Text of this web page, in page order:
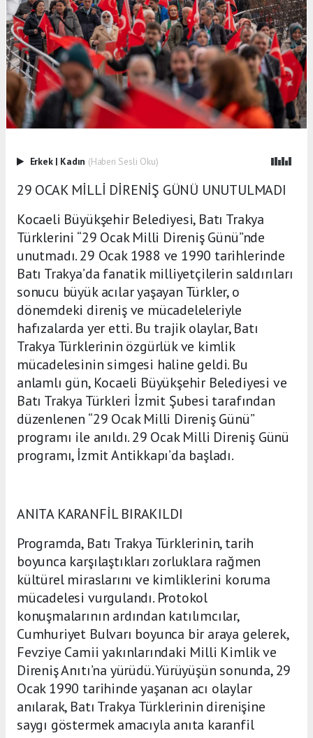
Erkek | Kadın (Haberi Sesli Oku)
29 OCAK MİLLİ DİRENİŞ GÜNÜ UNUTULMADI
Kocaeli Büyükşehir Belediyesi, Batı Trakya
Türklerini “29 Ocak Milli Direniş Günü”nde
unutmadı. 29 Ocak 1988 ve 1990 tarihlerinde
Batı Trakya’da fanatik milliyetçilerin saldırıları
sonucu büyük acılar yaşayan Türkler, o
dönemdeki direniş ve mücadeleleriyle
hafızalarda yer etti. Bu trajik olaylar, Batı
Trakya Türklerinin özgürlük ve kimlik
mücadelesinin simgesi haline geldi. Bu
anlamlı gün, Kocaeli Büyükşehir Belediyesi ve
Batı Trakya Türkleri İzmit Şubesi tarafından
düzenlenen “29 Ocak Milli Direniş Günü”
programı ile anıldı. 29 Ocak Milli Direniş Günü
programı, İzmit Antikkapı’da başladı.
ANITA KARANFİL BIRAKILDI
Programda, Batı Trakya Türklerinin, tarih
boyunca karşılaştıkları zorluklara rağmen
kültürel miraslarını ve kimliklerini koruma
mücadelesi vurgulandı. Protokol
konuşmalarının ardından katılımcılar,
Cumhuriyet Bulvarı boyunca bir araya gelerek,
Fevziye Camii yakınlarındaki Milli Kimlik ve
Direniş Anıtı’na yürüdü. Yürüyüşün sonunda, 29
Ocak 1990 tarihinde yaşanan acı olaylar
anılarak, Batı Trakya Türklerinin direnişine
saygı göstermek amacıyla anıta karanfil